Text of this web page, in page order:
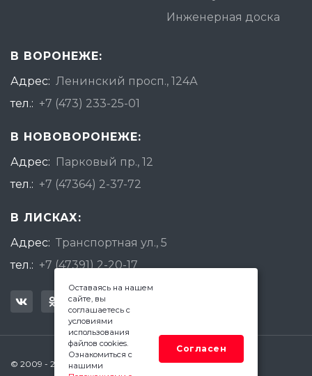
Инженерная доска
В ВОРОНЕЖЕ:
Адрес: Ленинский просп., 124А
тел.: +7 (473) 233-25-01
В НОВОВОРОНЕЖЕ:
Адрес: Парковый пр., 12
тел.: +7 (47364) 2-37-72
В ЛИСКАХ:
Адрес: Транспортная ул., 5
тел.: +7 (47391) 2-20-17
© 2009 - 2026 Квадратный Метр - Воронеж
Оставаясь на нашем
сайте, вы
соглашаетесь с
условиями
использования
файлов cookies.
Ознакомиться с
нашими
Согласен